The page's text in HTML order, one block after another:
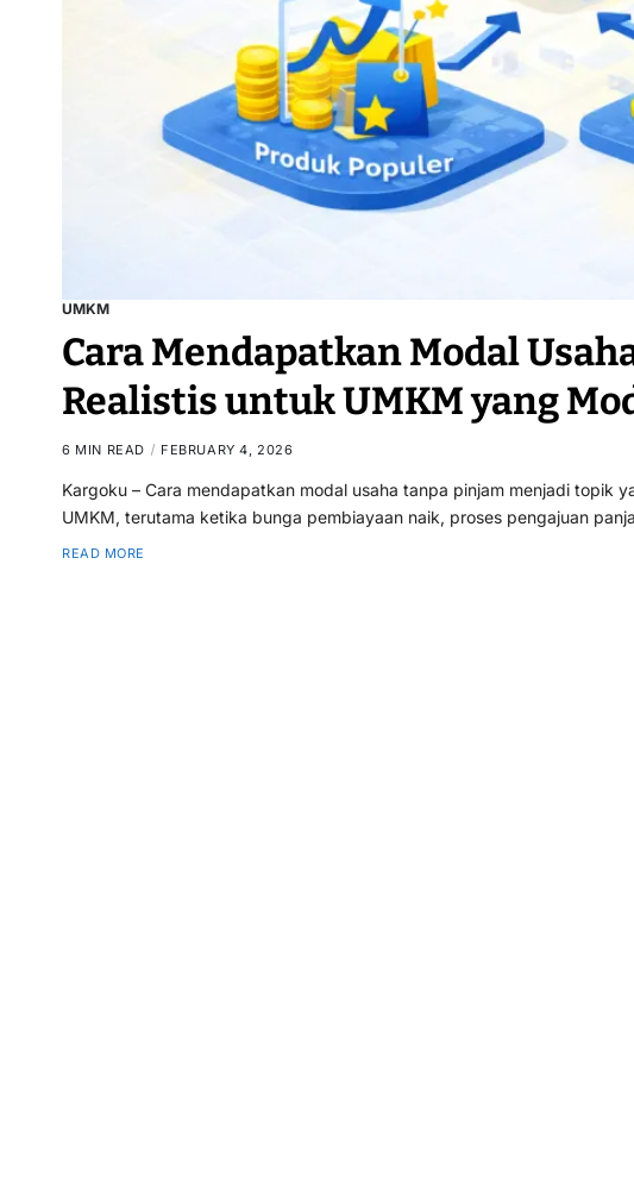
UMKM
Cara Mendapatkan Modal
Realistis untuk UMKM yang
6 MIN READ FEBRUARY 4, 2026
Kargoku – Cara mendapatkan modal usaha tanpa pinjam menjadi topik
UMKM, terutama ketika bunga pembiayaan naik, proses pengajuan
READ MORE